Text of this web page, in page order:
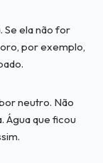
Se ela não for
por exemplo,
neutro. Não
Água que ficou